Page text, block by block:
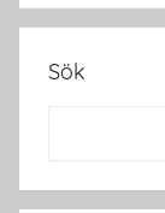
Sök